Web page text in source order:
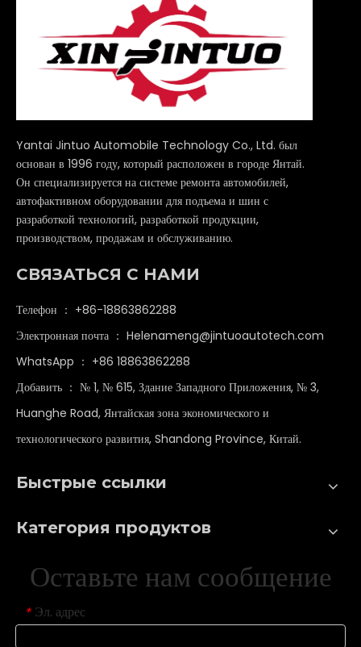
Yantai Jintuo Automobile Technology Co., Ltd. был
основан в 1996 году, который расположен в городе Янтай.
Он специализируется на системе ремонта автомобилей,
автофактивном оборудовании для подъема и шин с
разработкой технологий, разработкой продукции,
производством, продажам и обслуживанию.
СВЯЗАТЬСЯ С НАМИ
Телефон ： +86-18863862288
Электронная почта ： Helenameng@jintuoautotech.com
WhatsApp ： +86 18863862288
Добавить ： № 1, № 615, Здание Западного Приложения, № 3,
Huanghe Road, Янтайская зона экономического и
технологического развития, Shandong Province, Китай.
Быстрые ссылки
Категория продуктов
Оставьте нам сообщение
* Эл. адрес